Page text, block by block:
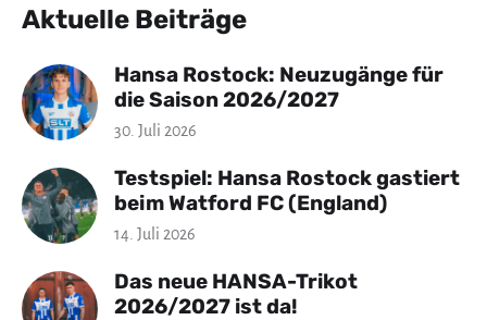
Aktuelle Beiträge
Hansa Rostock: Neuzugänge für
die Saison 2026/2027
30. Juli 2026
Testspiel: Hansa Rostock gastiert
beim Watford FC (England)
14. Juli 2026
Das neue HANSA-Trikot
2026/2027 ist da!